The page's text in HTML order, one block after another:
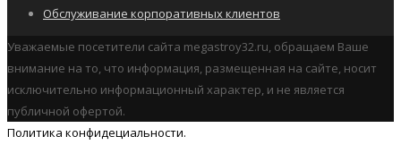
Обслуживание корпоративных клиентов
Уважаемые посетители сайта megastroy32.ru, обращаем Ваше
внимание на то, что информация, размещенная на сайте, носит
исключительно информационный характер, и не является
публичной офертой.
Политика конфидециальности.